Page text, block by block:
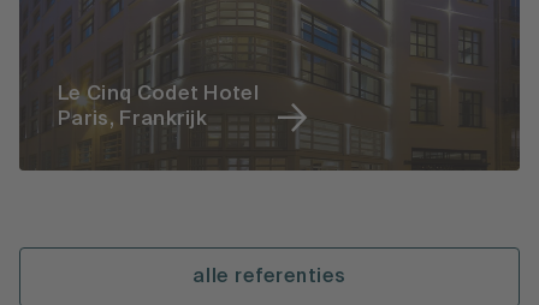
Le Cinq Codet Hotel
Paris, Frankrijk
alle referenties